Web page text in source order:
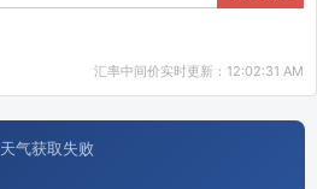
汇率中间价实时更新：12:02:31 AM
天气获取失败